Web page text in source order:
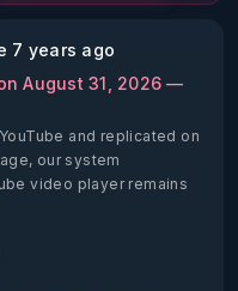
7 years ago
August 31, 2026 —
and replicated on
our system
video player remains